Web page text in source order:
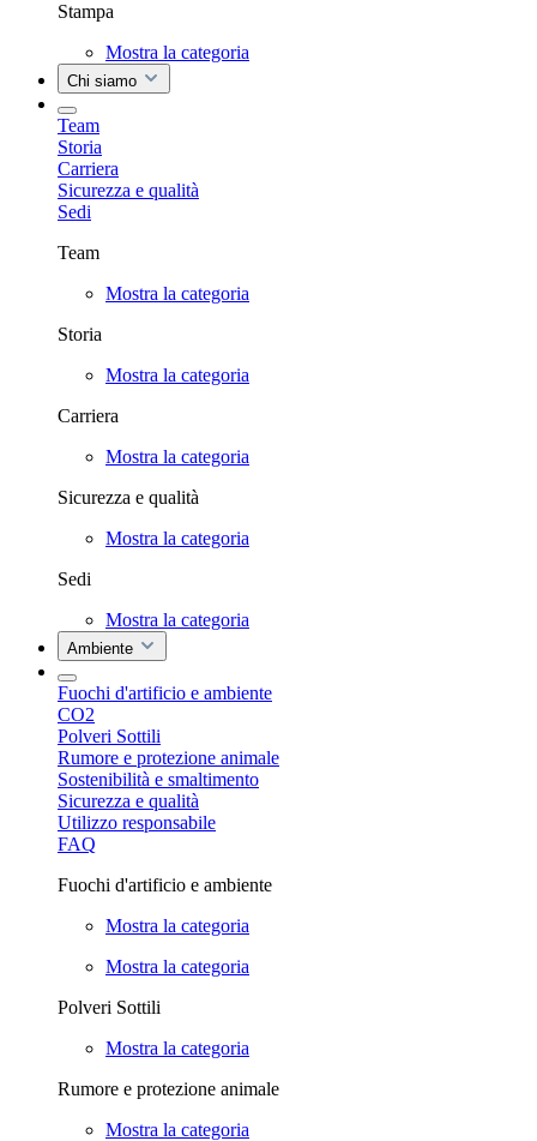
Stampa
Mostra la categoria
Chi siamo
Team
Storia
Carriera
Sicurezza e qualità
Sedi
Team
Mostra la categoria
Storia
Mostra la categoria
Carriera
Mostra la categoria
Sicurezza e qualità
Mostra la categoria
Sedi
Mostra la categoria
Ambiente
Fuochi d'artificio e ambiente
CO2
Polveri Sottili
Rumore e protezione animale
Sostenibilità e smaltimento
Sicurezza e qualità
Utilizzo responsabile
FAQ
Fuochi d'artificio e ambiente
Mostra la categoria
Mostra la categoria
Polveri Sottili
Mostra la categoria
Rumore e protezione animale
Mostra la categoria